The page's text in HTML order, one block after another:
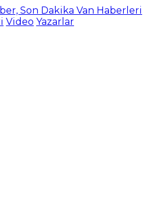
Video Yazarlar